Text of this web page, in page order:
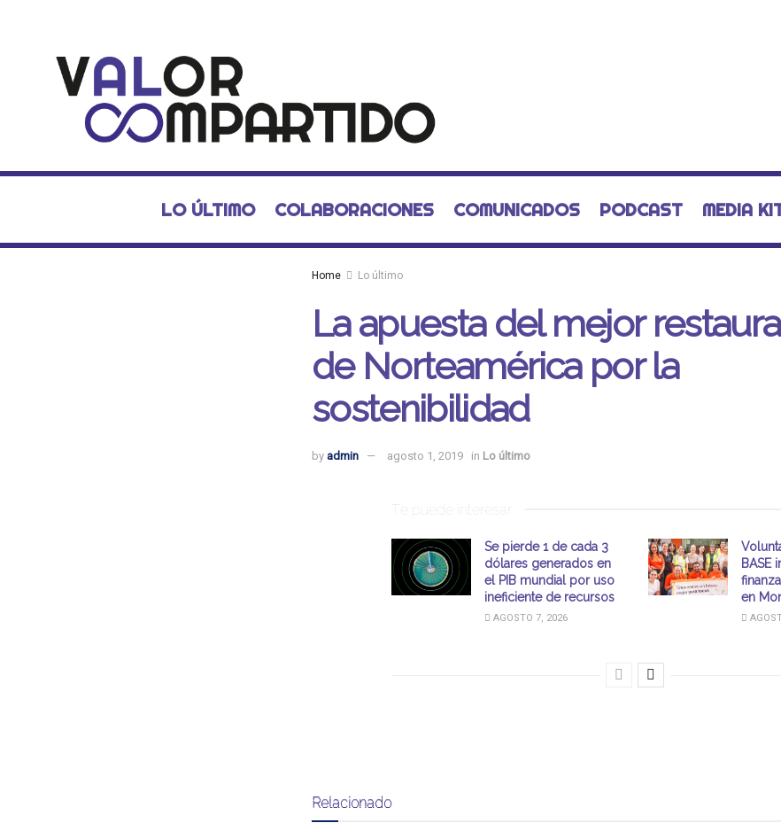
LO ÚLTIMO COLABORACIONES COMUNICADOS PODCAST MEDIA
Home Lo último
La apuesta del mejor
de Norteamérica por la
sostenibilidad
by admin agosto 1, 2019 in Lo último
Te puede interesar
Se pierde 1 de cada 3
dólares generados en
el PIB mundial por uso
ineficiente de recursos
AGOSTO 7, 2026
BASE
en
Relacionado